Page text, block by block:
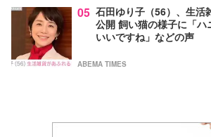
05 石田ゆり子（56）、生活
公開 飼い猫の様子に「
いいですね」などの声
ABEMA TIMES